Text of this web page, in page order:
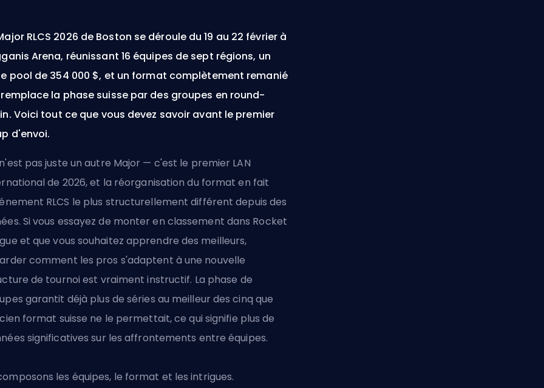
RLCS 2026 de Boston se déroule du 19 au 22 février à
Arena, réunissant 16 équipes de sept régions, un
pool de 354 000 $, et un format complètement remanié
la phase suisse par des groupes en round-
Voici tout ce que vous devez savoir avant le premier
d'envoi.
pas juste un autre Major — c'est le premier LAN
de 2026, et la réorganisation du format en fait
RLCS le plus structurellement différent depuis des
Si vous essayez de monter en classement dans Rocket
et que vous souhaitez apprendre des meilleurs,
comment les pros s'adaptent à une nouvelle
de tournoi est vraiment instructif. La phase de
garantit déjà plus de séries au meilleur des cinq que
format suisse ne le permettait, ce qui signifie plus de
significatives sur les affrontements entre équipes.
les équipes, le format et les intrigues.